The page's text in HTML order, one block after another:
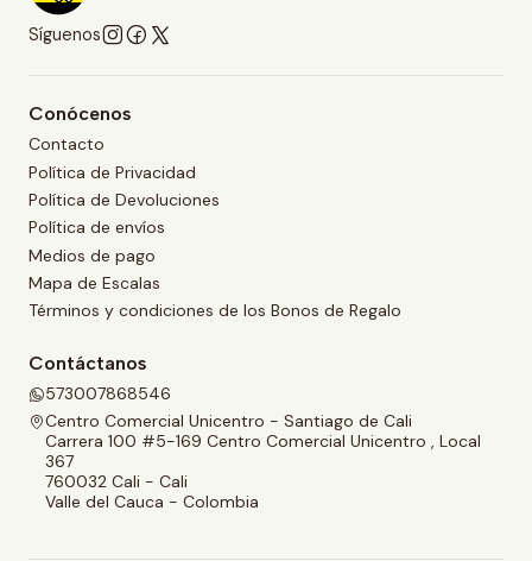
Síguenos
Conócenos
Contacto
Política de Privacidad
Política de Devoluciones
Política de envíos
Medios de pago
Mapa de Escalas
Términos y condiciones de los Bonos de Regalo
Contáctanos
573007868546
Centro Comercial Unicentro - Santiago de Cali
Carrera 100 #5-169 Centro Comercial Unicentro , Local
367
760032 Cali - Cali
Valle del Cauca - Colombia